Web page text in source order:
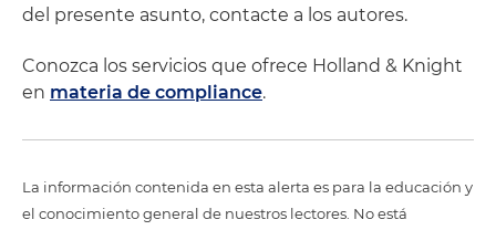
del presente asunto, contacte a los autores.
Conozca los servicios que ofrece Holland & Knight
en materia de compliance.
La información contenida en esta alerta es para la educación y
el conocimiento general de nuestros lectores. No está